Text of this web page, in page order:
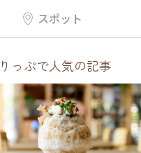
スポット
っぷで人気の記事